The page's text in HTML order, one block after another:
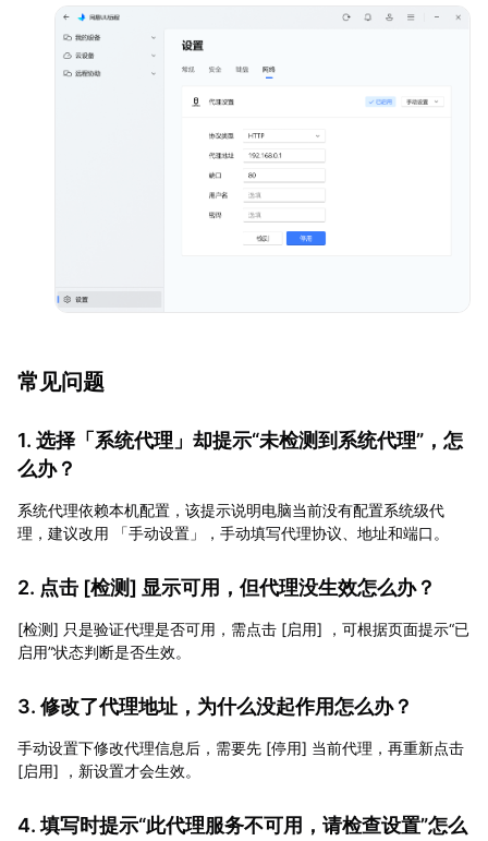
常见问题
1. 选择「系统代理」却提示“未检测到系统代理”，怎
么办？
系统代理依赖本机配置，该提示说明电脑当前没有配置系统级代
理，建议改用 「手动设置」，手动填写代理协议、地址和端口。
2. 点击 [检测] 显示可用，但代理没生效怎么办？
[检测] 只是验证代理是否可用，需点击 [启用] ，可根据页面提示“已
启用”状态判断是否生效。
3. 修改了代理地址，为什么没起作用怎么办？
手动设置下修改代理信息后，需要先 [停用] 当前代理，再重新点击
[启用] ，新设置才会生效。
4. 填写时提示“此代理服务不可用，请检查设置”怎么